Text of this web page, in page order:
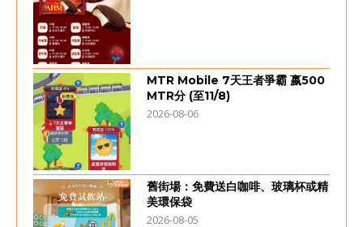
MTR Mobile 7天王者爭霸 嬴500
MTR分 (至11/8)
2026-08-06
舊街場：免費送白咖啡、玻璃杯或精
美環保袋
2026-08-05